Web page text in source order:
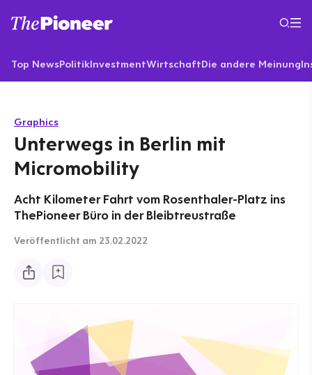
Top NewsPolitikInvestmentWirtschaftDie andere Meinung
Graphics
Unterwegs in Berlin mit
Micromobility
Acht Kilometer Fahrt vom Rosenthaler-Platz ins
ThePioneer Büro in der Bleibtreustraße
Veröffentlicht am 23.02.2022